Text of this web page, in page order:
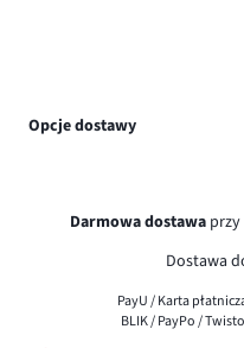
Opcje dostawy
Darmowa dostawa
Dostawa
PayU / Karta
BLIK / PayPo / Twisto